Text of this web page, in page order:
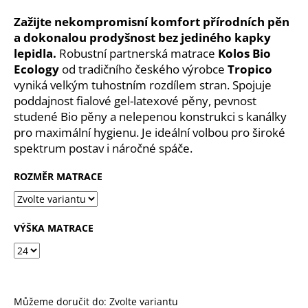
Zažijte nekompromisní komfort přírodních pěn
a dokonalou prodyšnost bez jediného kapky
lepidla. Robustní partnerská matrace Kolos Bio
Ecology od tradičního českého výrobce Tropico
vyniká velkým tuhostním rozdílem stran. Spojuje
poddajnost fialové gel-latexové pěny, pevnost
studené Bio pěny a nelepenou konstrukci s kanálky
pro maximální hygienu. Je ideální volbou pro široké
spektrum postav i náročné spáče.
ROZMĚR MATRACE
VÝŠKA MATRACE
Můžeme doručit do: Zvolte variantu
u
j
e
m
e
ROZKLÁDACÍ
POSTEL
SÁRA
22
285
Kč